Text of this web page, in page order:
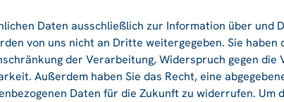
Ok
Daten ausschließlich zur Information über und
von uns nicht an Dritte weitergegeben. Sie haben
der Verarbeitung, Widerspruch gegen die
Außerdem haben Sie das Recht, eine
Daten für die Zukunft zu widerrufen. Um